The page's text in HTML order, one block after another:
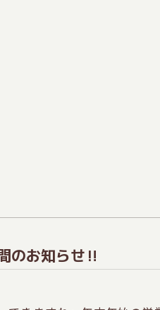
のお知らせ‼️